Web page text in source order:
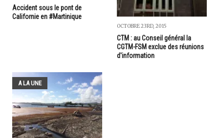
Accident sous le pont de
Californie en #Martinique
OCTOBRE 23RD, 2015
CTM : au Conseil général la
CGTM-FSM exclue des réunions
d'information
A LA UNE